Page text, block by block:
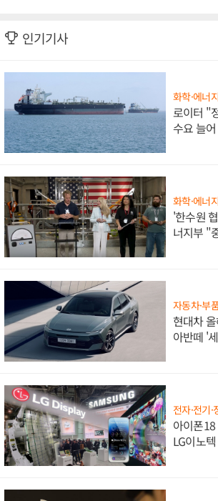
인기기사
화학·에너지
로이터 "
수요 늘어
화학·에너지
'한수원
너지부 "
자동차·부
현대차
아반떼 '
전자·전기·
아이폰
LG이노